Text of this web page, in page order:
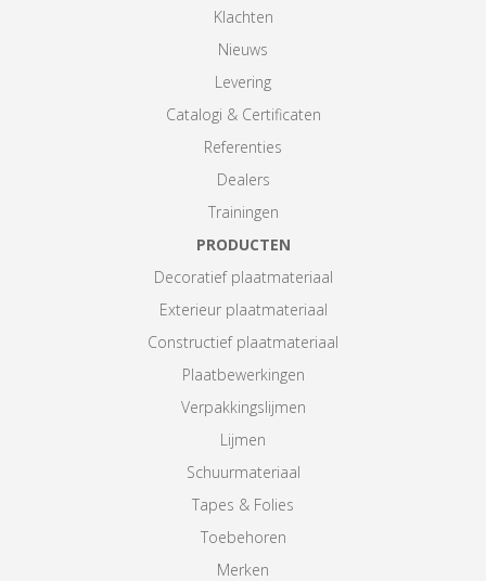
Klachten
Nieuws
Levering
Catalogi & Certificaten
Referenties
Dealers
Trainingen
PRODUCTEN
Decoratief plaatmateriaal
Exterieur plaatmateriaal
Constructief plaatmateriaal
Plaatbewerkingen
Verpakkingslijmen
Lijmen
Schuurmateriaal
Tapes & Folies
Toebehoren
Merken